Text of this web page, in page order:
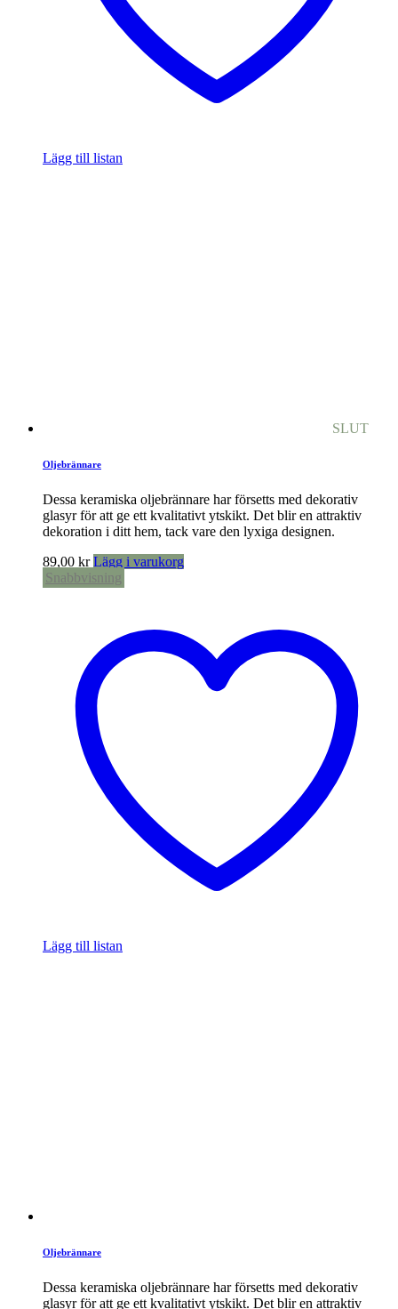
Lägg till listan
SLUT
Oljebrännare
Dessa keramiska oljebrännare har försetts med dekorativ
glasyr för att ge ett kvalitativt ytskikt. Det blir en attraktiv
dekoration i ditt hem, tack vare den lyxiga designen.
89,00 kr Lägg i varukorg
Snabbvisning
Lägg till listan
Oljebrännare
Dessa keramiska oljebrännare har försetts med dekorativ
glasyr för att ge ett kvalitativt ytskikt. Det blir en attraktiv